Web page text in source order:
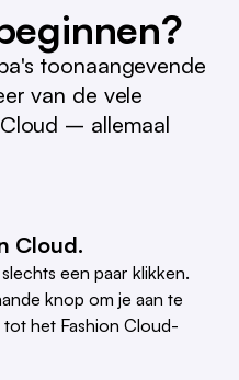
toonaangevende
van de vele
– allemaal
Cloud.
een paar klikken.
knop om je aan te
het Fashion Cloud-